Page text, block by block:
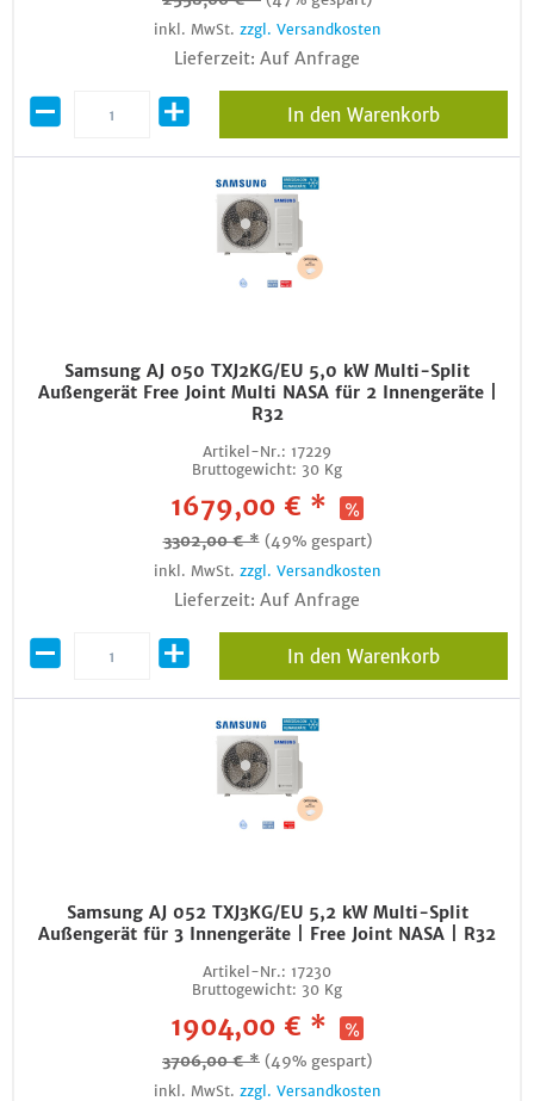
inkl. MwSt. zzgl. Versandkosten
Lieferzeit: Auf Anfrage
In den Warenkorb
Samsung AJ 050 TXJ2KG/EU 5,0 kW Multi-Split
Außengerät Free Joint Multi NASA für 2 Innengeräte |
R32
Artikel-Nr.: 17229
Bruttogewicht: 30 Kg
1679,00 € *
3302,00 € * (49% gespart)
inkl. MwSt. zzgl. Versandkosten
Lieferzeit: Auf Anfrage
In den Warenkorb
Samsung AJ 052 TXJ3KG/EU 5,2 kW Multi-Split
Außengerät für 3 Innengeräte | Free Joint NASA | R32
Artikel-Nr.: 17230
Bruttogewicht: 30 Kg
1904,00 € *
3706,00 € * (49% gespart)
inkl. MwSt. zzgl. Versandkosten